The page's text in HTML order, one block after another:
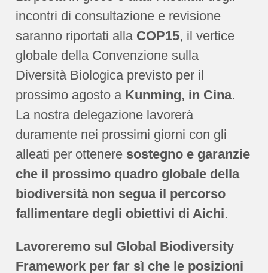
incontri di consultazione e revisione
saranno riportati alla COP15, il vertice
globale della Convenzione sulla
Diversità Biologica previsto per il
prossimo agosto a Kunming, in Cina.
La nostra delegazione lavorerà
duramente nei prossimi giorni con gli
alleati per ottenere sostegno e garanzie
che il prossimo quadro globale della
biodiversità non segua il percorso
fallimentare degli obiettivi di Aichi.
Lavoreremo sul Global Biodiversity
Framework per far sì che le posizioni